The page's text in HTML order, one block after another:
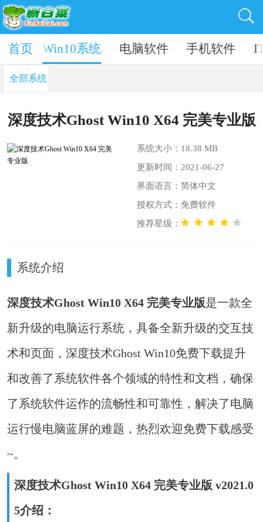
统 Win10系统 电脑软件 手机软件
首页
全部系统
深度技术Ghost Win10 X64 完美专业版
系统大小：18.38 MB
更新时间：2021-06-27
界面语言：简体中文
授权方式：免费软件
推荐星级：
系统介绍
深度技术Ghost Win10 X64 完美专业版是一款全
新升级的电脑运行系统，具备全新升级的交互技
术和页面，深度技术Ghost Win10免费下载提升
和改善了系统软件各个领域的特性和文档，确保
了系统软件运作的流畅性和可靠性，解决了电脑
运行慢电脑蓝屏的难题，热烈欢迎免费下载感受
~。
深度技术Ghost Win10 X64 完美专业版 v2021.0
5介绍：